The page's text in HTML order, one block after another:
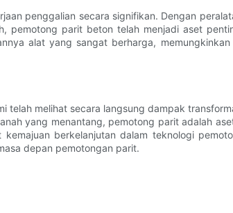
penggalian secara signifikan. Dengan
pemotong parit beton telah menjadi aset
alat yang sangat berharga,
telah melihat secara langsung dampak
yang menantang, pemotong parit adalah
berkelanjutan dalam teknologi
depan pemotongan parit.